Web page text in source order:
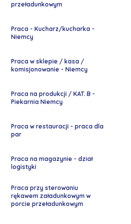
przeładunkowym
Praca - Kucharz/kucharka -
Niemcy
Praca w sklepie / kasa /
komisjonowanie - Niemcy
Praca na produkcji / KAT. B -
Piekarnia Niemcy
Praca w restauracji - praca dla
par
Praca na magazynie - dział
logistyki
Praca przy sterowaniu
rękawem załadunkowym w
porcie przeładunkowym